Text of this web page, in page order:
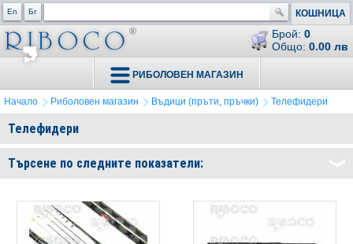
En Бг КОШНИЦА
Брой: 0
Общо: 0.00 лв
РИБОЛОВЕН МАГАЗИН
Начало Риболовен магазин Въдици (пръти, пръчки) Телефидери
Телефидери
Търсене по следните показатели: